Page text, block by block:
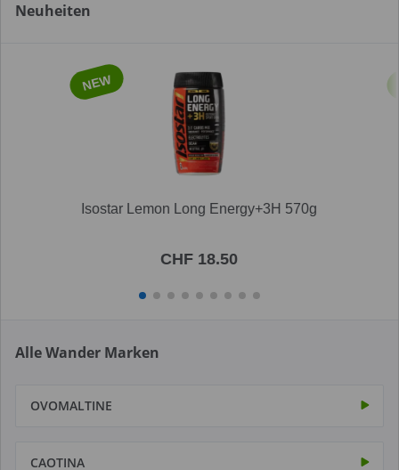
Neuheiten
NEW
Isostar Lemon Long Energy+3H 570g
CHF 18.50
Alle Wander Marken
OVOMALTINE
CAOTINA